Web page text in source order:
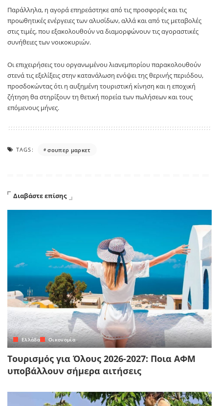
Παράλληλα, η αγορά επηρεάστηκε από τις προσφορές και τις
προωθητικές ενέργειες των αλυσίδων, αλλά και από τις μεταβολές
στις τιμές, που εξακολουθούν να διαμορφώνουν τις αγοραστικές
συνήθειες των νοικοκυριών.
Οι επιχειρήσεις του οργανωμένου λιανεμπορίου παρακολουθούν
στενά τις εξελίξεις στην κατανάλωση ενόψει της θερινής περιόδου,
προσδοκώντας ότι η αυξημένη τουριστική κίνηση και η εποχική
ζήτηση θα στηρίξουν τη θετική πορεία των πωλήσεων και τους
επόμενους μήνες.
TAGS: σουπερ μαρκετ
Διαβάστε επίσης
Ελλάδα Οικονομία
Τουρισμός για Όλους 2026-2027: Ποια ΑΦΜ
υποβάλλουν σήμερα αιτήσεις